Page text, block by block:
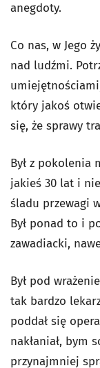
anegdoty.
Co nas, w Jego
nad ludźmi.
który jakoś
się, że sprawy
Był z pokolenia
jakieś 30 lat i
śladu przewagi
Był ponad to i
zawadiacki,
Był pod
tak bardzo
poddał się
nakłaniał, bym
przynajmniej